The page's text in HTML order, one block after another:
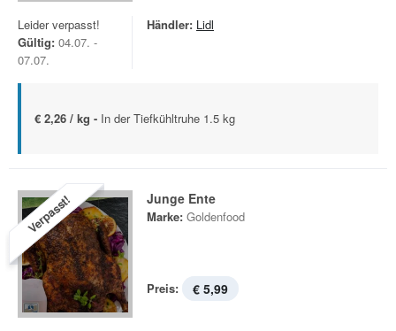
Leider verpasst!
Gültig: 04.07. -
07.07.
Händler: Lidl
€ 2,26 / kg - In der Tiefkühltruhe 1.5 kg
Verpasst! Junge Ente
Marke: Goldenfood
Preis: € 5,99